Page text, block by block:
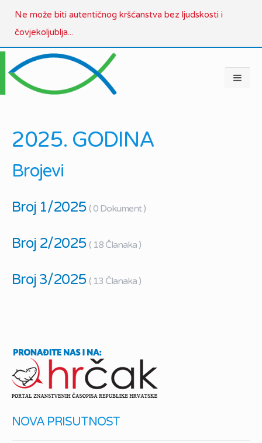
Ne može biti autentičnog kršćanstva bez ljudskosti i
čovjekoljublja...
2025. GODINA
Brojevi
Broj 1/2025 ( 0 Dokument )
Broj 2/2025 ( 18 Članaka )
Broj 3/2025 ( 13 Članaka )
NOVA PRISUTNOST